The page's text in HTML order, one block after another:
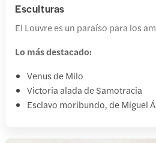
Esculturas
El Louvre es un paraíso para los
Lo más destacado:
Venus de Milo
Victoria alada de Samotracia
Esclavo moribundo, de Miguel